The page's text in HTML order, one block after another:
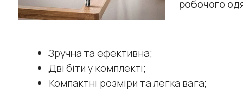
робочого
Зручна та ефективна;
Дві біти у комплекті;
Компактні розміри та легка вага;